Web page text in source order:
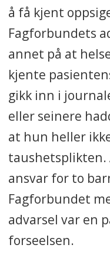
såkalt
• I 3 saker
lovbrudd.
Slik straffes
I perioden
behandlet
om brudd på
21 a.
• 27 saker
å få kjent
Fagforbundets
annet på at
kjente
gikk inn i
eller seinere
at hun heller
taushetsplikten.
ansvar for to
Fagforbundet
advarsel var en
forseelsen.